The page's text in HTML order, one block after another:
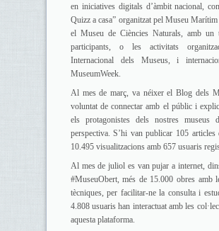
en iniciatives digitals d’àmbit nacional,
Quizz a casa” organitzat pel Museu
el Museu de Ciències Naturals, amb un
participants, o les activitats
Internacional dels Museus, i
MuseumWeek.
Al mes de març, va néixer el Blog dels
voluntat de connectar amb el públic i
els protagonistes dels nostres museus
perspectiva. S’hi van publicar 105 articles
10.495 visualitzacions amb 657 usuaris
Al mes de juliol es van pujar a internet,
#MuseuObert, més de 15.000 obres amb
tècniques, per facilitar-ne la consulta i
4.808 usuaris han interactuat amb les
aquesta plataforma.